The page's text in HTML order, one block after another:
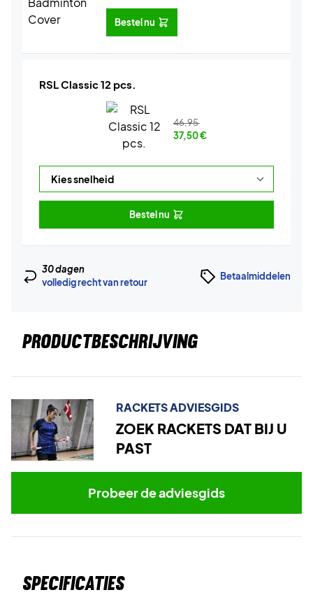
Bestel nu
RSL Classic 12 pcs.
46,95
37,50€
Bestel nu
30 dagen
volledig recht van retour
Betaalmiddelen
PRODUCTBESCHRIJVING
RACKETS ADVIESGIDS
ZOEK RACKETS DAT BIJ U
PAST
Probeer de adviesgids
Specificaties